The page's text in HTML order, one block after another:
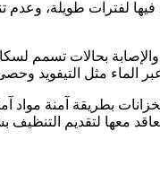
فيها لفترات طويلة،
بحالات تسمم
الماء مثل التيفويد
بطريقة آمنة مواد
معها لتقديم